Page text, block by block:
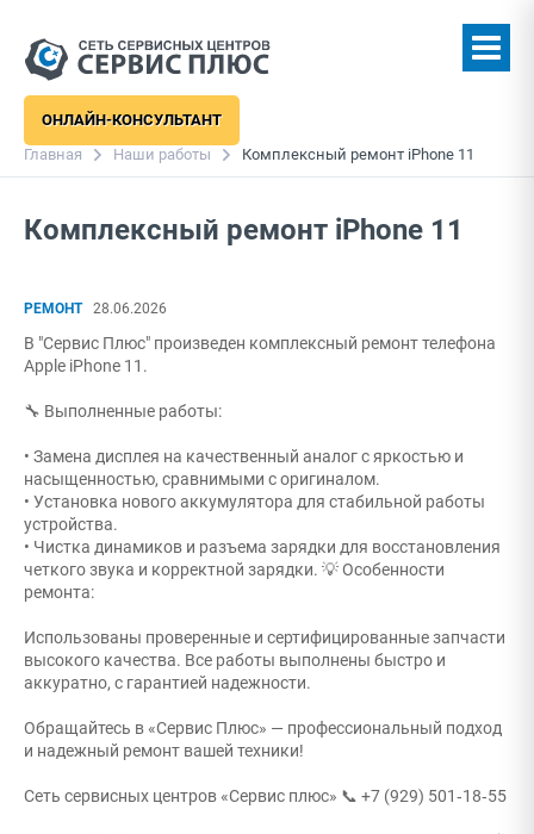
ОНЛАЙН-КОНСУЛЬТАНТ
Главная
Наши работы Комплексный ремонт iPhone 11
Комплексный ремонт iPhone 11
РЕМОНТ 28.06.2026
В "Сервис Плюс" произведен комплексный ремонт телефона
Apple iPhone 11.
🔧 Выполненные работы:
• Замена дисплея на качественный аналог с яркостью и
насыщенностью, сравнимыми с оригиналом.
• Установка нового аккумулятора для стабильной работы
устройства.
• Чистка динамиков и разъема зарядки для восстановления
четкого звука и корректной зарядки. 💡 Особенности
ремонта:
Использованы проверенные и сертифицированные запчасти
высокого качества. Все работы выполнены быстро и
аккуратно, с гарантией надежности.
Обращайтесь в «Сервис Плюс» — профессиональный подход
и надежный ремонт вашей техники!
Сеть сервисных центров «Сервис плюс» 📞 +7 (929) 501‑18‑55